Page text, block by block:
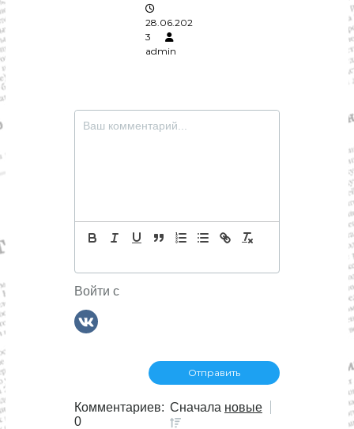
28.06.202
3
admin
Войти с
Комментариев:
0
Сначала новые